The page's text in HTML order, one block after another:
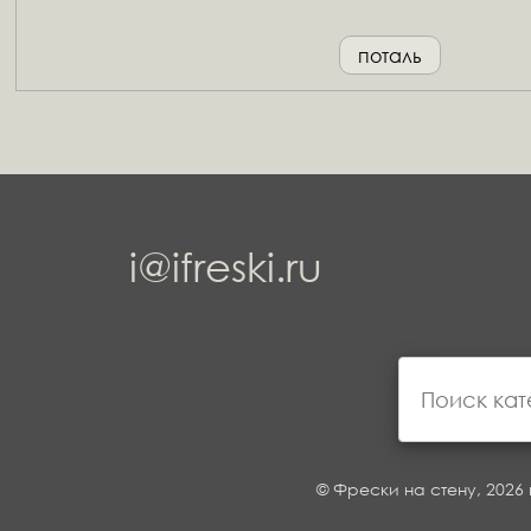
поталь
i@ifreski.ru
© Фрески на стену, 2026